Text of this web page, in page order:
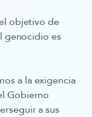
objetivo de
genocidio es
a la exigencia
Gobierno
a sus